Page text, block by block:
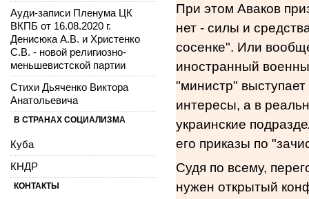
При этом Аваков
нет - силы и
сосенке". Или
иностранный
"министр"
интересы, а в
украинские
его приказы по
Судя по всему,
нужен открытый
Ауди-записи Пленума ЦК
ВКПБ от 16.08.2020 г.
Денисюка А.В. и Христенко
С.В. - новой религиозно-
меньшевистской партии
Стихи Дьяченко Виктора
Анатольевича
В СТРАНАХ СОЦИАЛИЗМА
Куба
КНДР
КОНТАКТЫ